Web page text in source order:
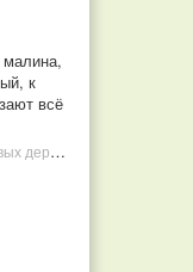
к
всё
Товарищи, это РАЗВОД! Почему малиновых деревьев не бывает, или Как ушлые продавцы наживаются на мечтах садоводов